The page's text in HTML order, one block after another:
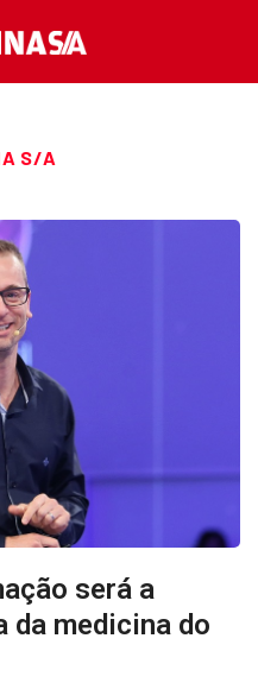
S/A
será a
da medicina do